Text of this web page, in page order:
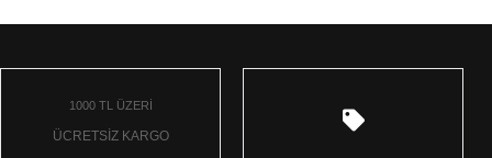
1000 TL ÜZERİ
ÜCRETSİZ KARGO